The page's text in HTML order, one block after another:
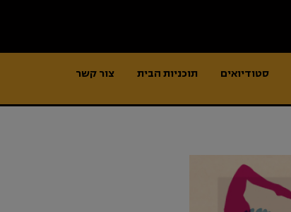
סטודיואים תוכניות הבית צור קשר